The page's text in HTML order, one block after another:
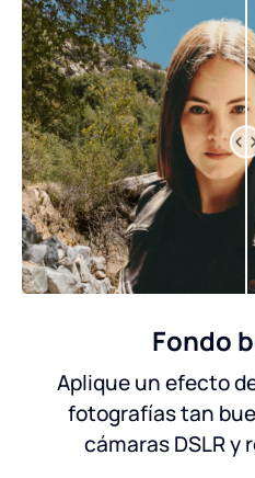
Fondo
Aplique un efecto
fotografías tan
cámaras DSLR y